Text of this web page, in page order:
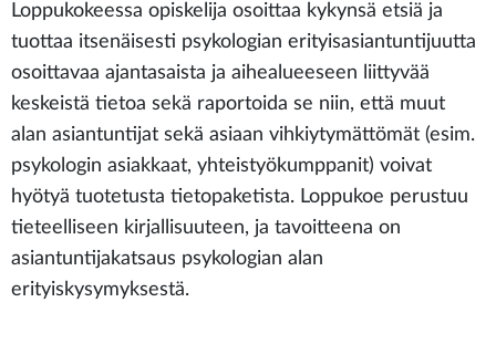
Loppukokeessa opiskelija osoittaa kykynsä etsiä ja
tuottaa itsenäisesti psykologian erityisasiantuntijuutta
osoittavaa ajantasaista ja aihealueeseen liittyvää
keskeistä tietoa sekä raportoida se niin, että muut
alan asiantuntijat sekä asiaan vihkiytymättömät (esim.
psykologin asiakkaat, yhteistyökumppanit) voivat
hyötyä tuotetusta tietopaketista. Loppukoe perustuu
tieteelliseen kirjallisuuteen, ja tavoitteena on
asiantuntijakatsaus psykologian alan
erityiskysymyksestä.